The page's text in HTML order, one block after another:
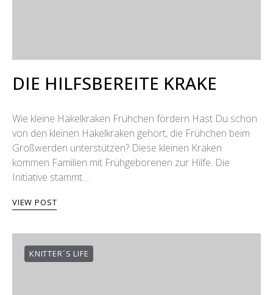
DIE HILFSBEREITE KRAKE
Wie kleine Häkelkraken Frühchen fördern Hast Du schon
von den kleinen Häkelkraken gehört, die Frühchen beim
Großwerden unterstützen? Diese kleinen Kraken
kommen Familien mit Frühgeborenen zur Hilfe. Die
Initiative stammt…
VIEW POST
KNITTER´S LIFE